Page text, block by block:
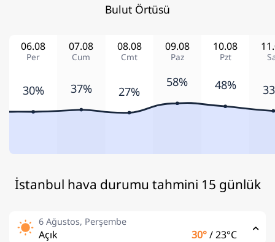
Bulut Örtüsü
Per
06.08
Cum
07.08
Cmt
08.08
Paz
09.08
Pzt
10.08
30% 37% 27%
58% 48%
İstanbul hava durumu tahmini 15 günlük
6 Ağustos, Perşembe
Açık 30°/23°C